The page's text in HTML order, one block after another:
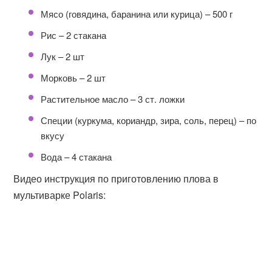
Мясо (говядина, баранина или курица) – 500 г
Рис – 2 стакана
Лук – 2 шт
Морковь – 2 шт
Растительное масло – 3 ст. ложки
Специи (куркума, кориандр, зира, соль, перец) – по
вкусу
Вода – 4 стакана
Видео инструкция по приготовлению плова в
мультиварке Polaris: